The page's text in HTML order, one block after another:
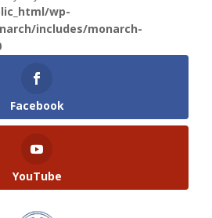
wp-
includes/monarch-
Facebook
YouTube